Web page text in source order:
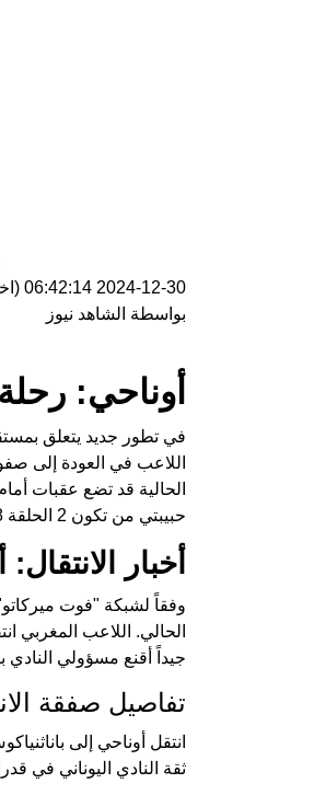
2024-12-30 06:42:14
بواسطة الشاهد نيوز
أوناحي:
في تطور جديد يتعلق
الحالية قد تضع عقبات
حبيبتي من تكون 2 الحلقة 358
أخبار
وفقاً لشبكة "فوت
جيداً أقنع مسؤولي النادي
تفاصيل صفقة
ثقة النادي اليوناني في